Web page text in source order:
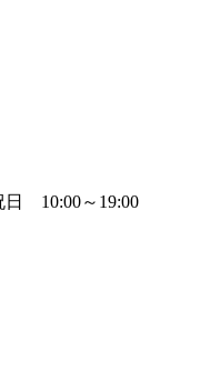
日 10:00～19:00